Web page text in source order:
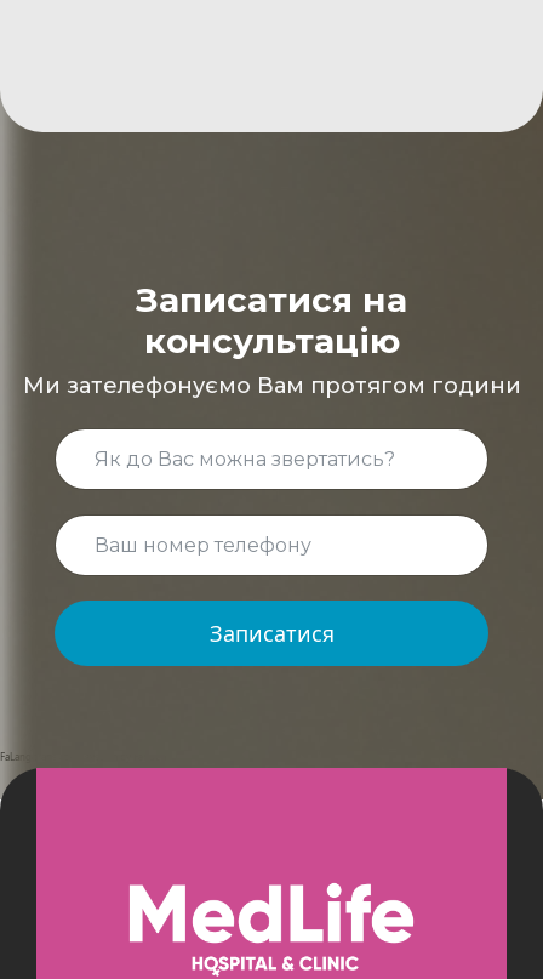
Записатися на
консультацію
Ми зателефонуємо Вам протягом години
Записатися
FaLang translation system by Faboba